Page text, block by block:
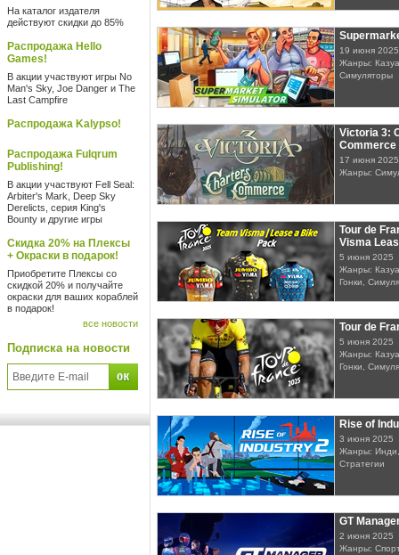
На каталог издателя
действуют скидки до 85%
Распродажа Hello
Games!
В акции участвуют игры No
Man's Sky, Joe Danger и The
Last Campfire
Распродажа Kalypso!
Распродажа Fulqrum
Publishing!
В акции участвуют Fell Seal:
Arbiter's Mark, Deep Sky
Derelicts, серия King's
Bounty и другие игры
Скидка 20% на Плексы
+ Окраски в подарок!
Приобретите Плексы со
скидкой 20% и получайте
окраски для ваших кораблей
в подарок!
все новости
Подписка на новости
19 июня 2025
Жанры:
Симуляторы
Victoria 3:
Commerce
17 июня 2025
Жанры:
Tour de
Visma
5 июня 2025
Жанры:
Гонки,
Tour de
5 июня 2025
Жанры:
Гонки,
Rise of
3 июня 2025
Жанры:
Стратегии
GT
2 июня 2025
Жанры: